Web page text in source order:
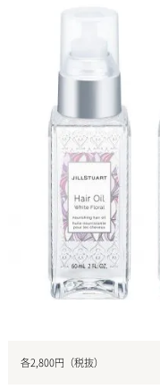
各2,800円（税抜）